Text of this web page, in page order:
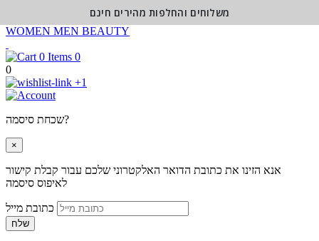
WOMEN MEN BEAUTY
0
0
+1
שכחת סיסמה?
×
אנא הזינו את כתובת הדואר האלקטרוני שלכם עבור קבלת קישור
לאיפוס סיסמה
שלח
משלוחים והחלפות מהירים חינם